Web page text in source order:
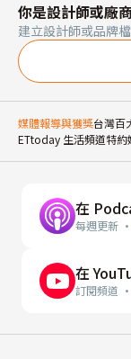
你是設計師或廠
建立設計師或品牌
媒體報導與獲獎台灣百
ETtoday 生活頻道特約
在
每週更新
在
訂閱頻道